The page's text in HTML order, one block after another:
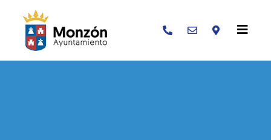
Buscar